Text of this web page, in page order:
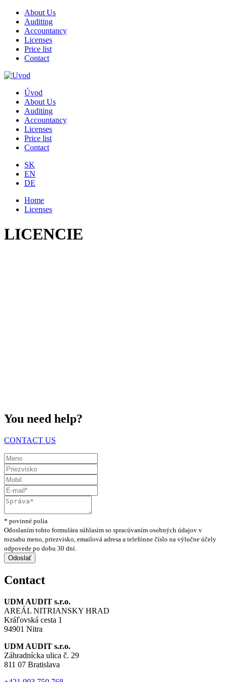
About Us
Auditing
Accountancy
Licenses
Price list
Contact
Úvod
About Us
Auditing
Accountancy
Licenses
Price list
Contact
SK
EN
DE
Home
Licenses
LICENCIE
You need help?
CONTACT US
* povinné polia
Odoslaním tohto formulára súhlasím so spracúvaním osobných údajov v
rozsahu meno, priezvisko, emailová adresa a telefónne číslo na výlučne účely
odpovede po dobu 30 dní.
Contact
UDM AUDIT s.r.o.
AREÁL NITRIANSKY HRAD
Kráľovská cesta 1
94901 Nitra
UDM AUDIT s.r.o.
Záhradnícka ulica č. 29
811 07 Bratislava